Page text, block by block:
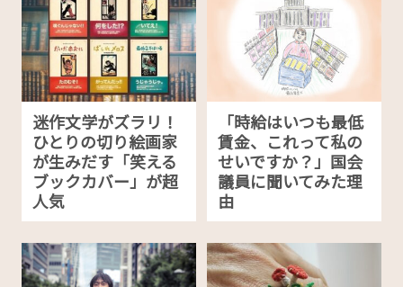
迷作文学がズラリ！
ひとりの切り絵画家
が生みだす「笑える
ブックカバー」が超
人気
「時給はいつも最低
賃金、これって私の
せいですか？」国会
議員に聞いてみた理
由